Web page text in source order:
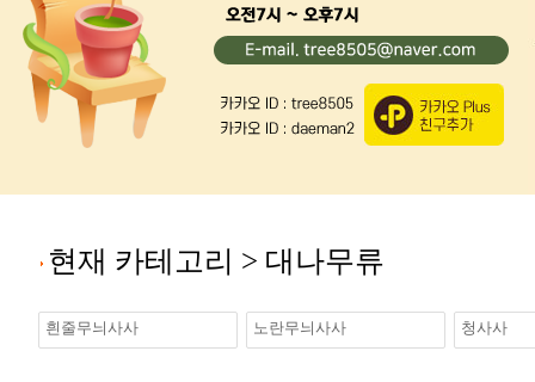
현재 카테고리 > 대나무류
흰줄무늬사사 노란무늬사사 청사사